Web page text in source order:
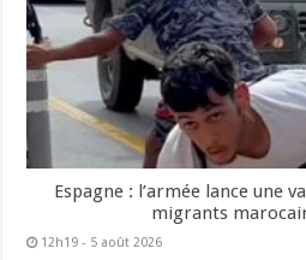
Espagne : l’armée lance une
migrants
12h19 - 5 août 2026